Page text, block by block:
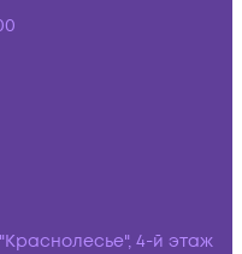
4-й этаж